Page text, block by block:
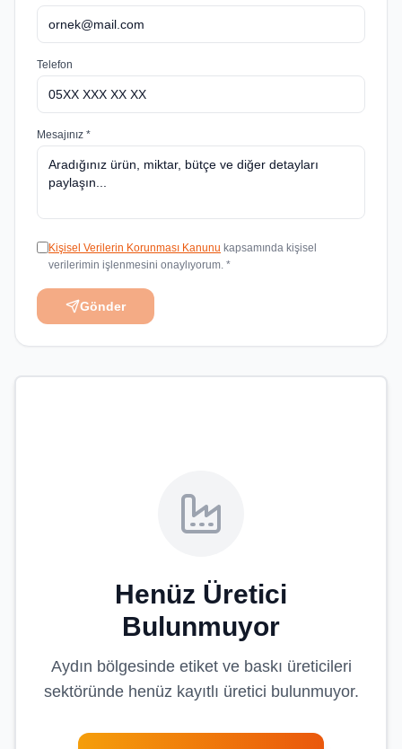
Telefon
Mesajınız *
Kişisel Verilerin Korunması Kanunu kapsamında kişisel
verilerimin işlenmesini onaylıyorum. *
Gönder
Henüz Üretici
Bulunmuyor
Aydın bölgesinde etiket ve baskı üreticileri
sektöründe henüz kayıtlı üretici bulunmuyor.